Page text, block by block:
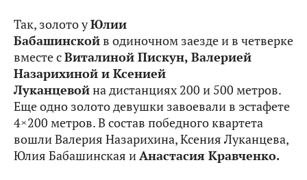
Так, золото уЮлии
Бабашинскойв одиночном заезде и в четверке
вместе сВиталиной Пискун, Валерией
Назарихиной и Ксенией
Луканцевойна дистанциях 200 и 500 метров.
Еще одно золото девушки завоевали в эстафете
4×200 метров. В состав победного квартета
вошли Валерия Назарихина, Ксения Луканцева,
Юлия Бабашинская иАнастасия Кравченко.